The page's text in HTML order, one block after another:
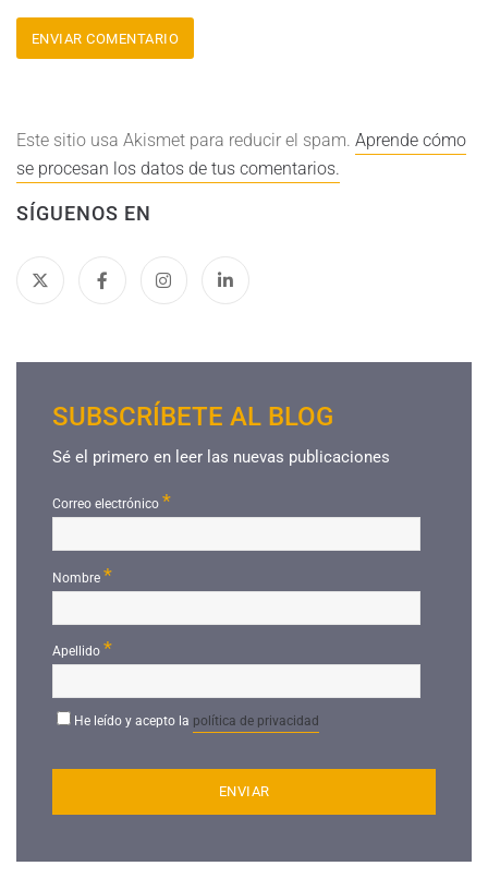
Este sitio usa Akismet para reducir el spam. Aprende cómo
se procesan los datos de tus comentarios.
SÍGUENOS EN
SUBSCRÍBETE AL BLOG
Sé el primero en leer las nuevas publicaciones
Correo electrónico *
Nombre*
Apellido *
He leído y acepto la política de privacidad